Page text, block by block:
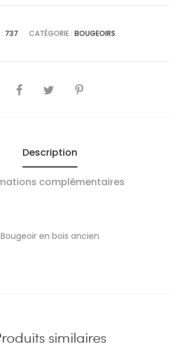
737 CATÉGORIE : BOUGEOIRS
SHARE
Description
complémentaires
Bougeoir en bois ancien
similaires